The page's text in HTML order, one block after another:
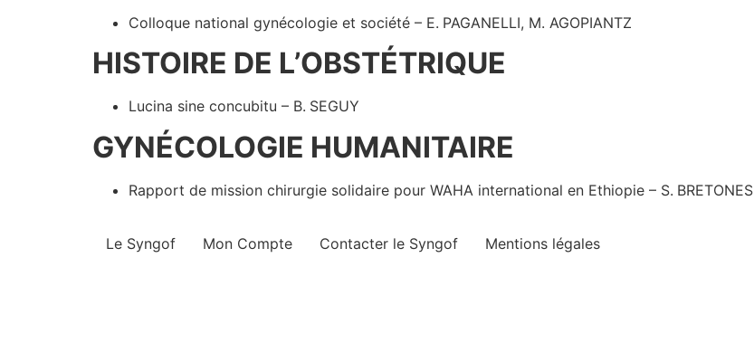
Colloque national gynécologie et société – E. PAGANELLI, M. AGOPIANTZ
HISTOIRE DE L’OBSTÉTRIQUE
Lucina sine concubitu – B. SEGUY
GYNÉCOLOGIE HUMANITAIRE
Rapport de mission chirurgie solidaire pour WAHA international en Ethiopie – S. BRETONES
Le Syngof Mon Compte Contacter le Syngof Mentions légales